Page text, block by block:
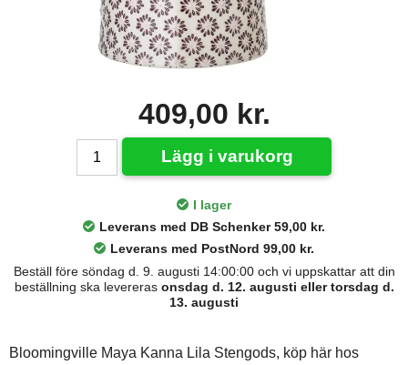
409,00 kr.
Lägg i varukorg
I lager
Leverans med DB Schenker 59,00 kr.
Leverans med PostNord 99,00 kr.
Beställ före söndag d. 9. augusti 14:00:00 och vi uppskattar att din
beställning ska levereras onsdag d. 12. augusti eller torsdag d.
13. augusti
Bloomingville Maya Kanna Lila Stengods, köp här hos